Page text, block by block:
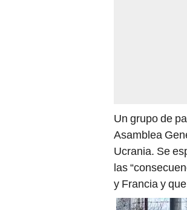
Un grupo de
Asamblea
Ucrania. Se
las
y Francia y